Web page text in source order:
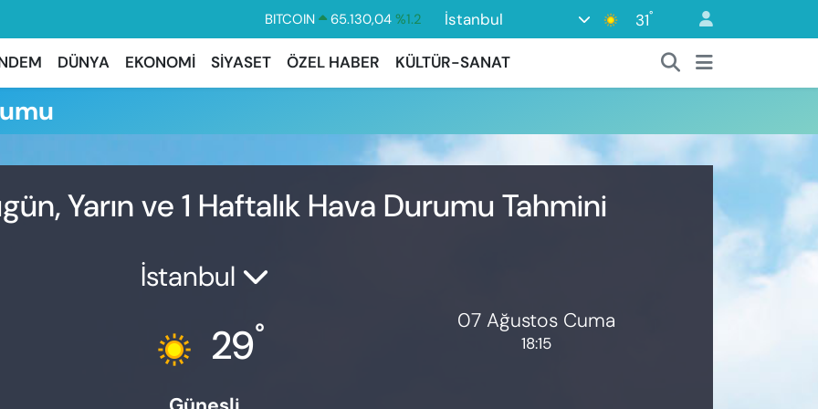
BITCOIN 65.130,04 %1.2
DOLAR
47,7106
%0.17
EURO
55,1652 %0.27
6618.49
%2.12
İstanbul 31°
DÜNYA EKONOMİ SİYASET ÖZEL HABER KÜLTÜR-SANAT
Yarın ve 1 Haftalık Hava Durumu Tahmini
İstanbul
29° 07 Ağustos Cuma
18:15